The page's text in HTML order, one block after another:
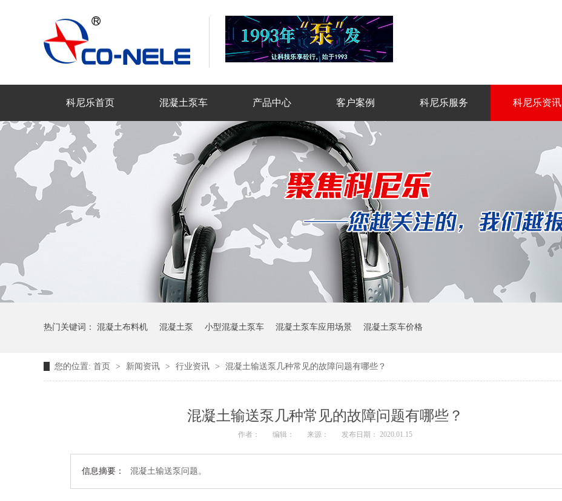
科尼乐首页 混凝土泵车 产品中心 客户案例 科尼乐服务 科尼乐资讯
热门关键词： 混凝土布料机 混凝土泵 小型混凝土泵车 混凝土泵车应用场景 混凝土泵车价格
您的位置: 首页 > 新闻资讯 > 行业资讯 > 混凝土输送泵几种常见的故障问题有哪些？
混凝土输送泵几种常见的故障问题有哪些？
作者： 编辑： 来源： 发布日期： 2020.01.15
信息摘要： 混凝土输送泵问题。